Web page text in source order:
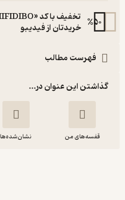
%50
خریدتان از فیدیبو
فهرست مطالب
گذاشتن این عنوان در...
قفسه‌های من نشان‌شده‌ها